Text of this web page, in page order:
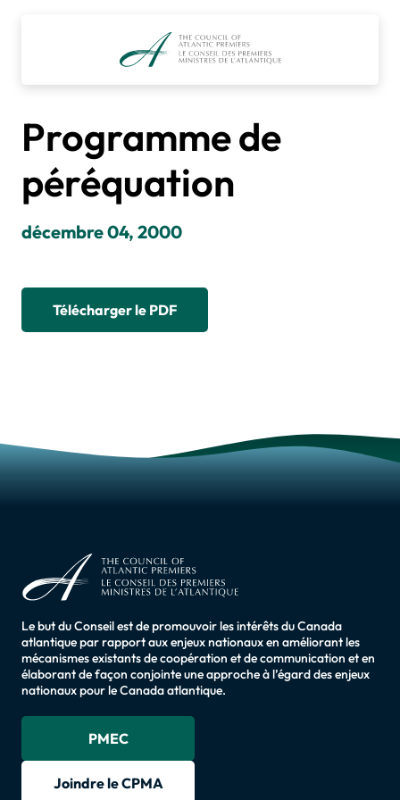
Programme de
péréquation
décembre 04, 2000
Télécharger le PDF
Le but du Conseil est de promouvoir les intérêts du Canada
atlantique par rapport aux enjeux nationaux en améliorant les
mécanismes existants de coopération et de communication et en
élaborant de façon conjointe une approche à l’égard des enjeux
nationaux pour le Canada atlantique.
PMEC
Joindre le CPMA